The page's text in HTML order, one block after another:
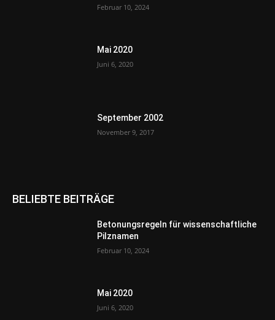
Februar 10, 2024
Mai 2020
Juni 6, 2020
September 2002
November 9, 2017
BELIEBTE BEITRÄGE
Betonungsregeln für wissenschaftliche
Pilznamen
Februar 10, 2024
Mai 2020
Juni 6, 2020